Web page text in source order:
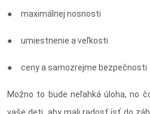
● maximálnej nosnosti
● umiestnenie a veľkosti
● ceny a samozrejme bezpečnosti
Možno to bude neľahká úloha, no